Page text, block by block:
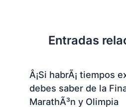
Entradas
Â¡Si habrÃ¡ tiempos
debes saber de la
MarathÃ³n y Olimpia